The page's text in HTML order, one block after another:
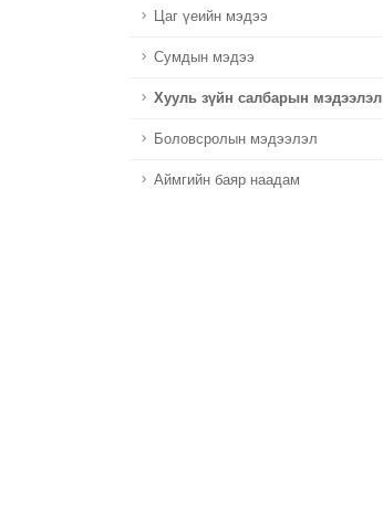
Цаг үеийн мэдээ
Сумдын мэдээ
Хууль зүйн салбарын мэдээлэл
Боловсролын мэдээлэл
Аймгийн баяр наадам